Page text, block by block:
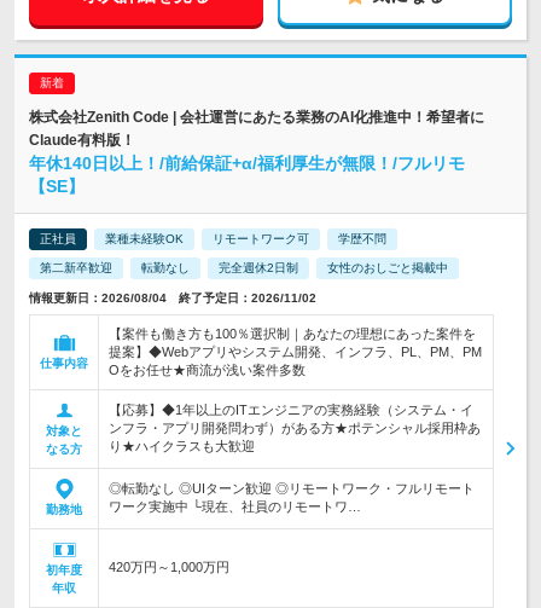
株式会社Zenith Code | 会社運営にあたる業務のAI化推進中！希望者に
Claude有料版！
年休140日以上！/前給保証+α/福利厚生が無限！/フルリモ
【SE】
正社員 業種未経験OK リモートワーク可 学歴不問
第二新卒歓迎 転勤なし 完全週休2日制 女性のおしごと掲載中
情報更新日：2026/08/04 終了予定日：2026/11/02
仕事内容
【案件も働き方も100％選択制｜あなたの理想にあった案件を
提案】◆Webアプリやシステム開発、インフラ、PL、PM、PM
Oをお任せ★商流が浅い案件多数
対象と
なる方
【応募】◆1年以上のITエンジニアの実務経験（システム・イ
ンフラ・アプリ開発問わず）がある方★ポテンシャル採用枠あ
り★ハイクラスも大歓迎
勤務地
◎転勤なし ◎UIターン歓迎 ◎リモートワーク・フルリモート
ワーク実施中 └現在、社員のリモートワ…
初年度
年収
420万円～1,000万円